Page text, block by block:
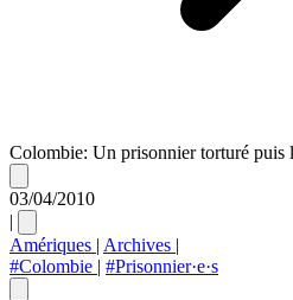
Colombie: Un prisonnier torturé puis
03/04/2010
|
Amériques | Archives |
#Colombie | #Prisonnier·e·s